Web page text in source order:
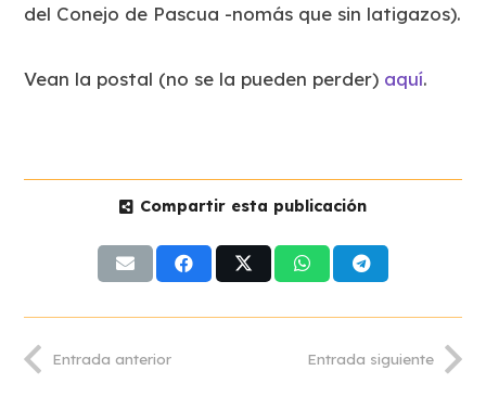
del Conejo de Pascua -nomás que sin latigazos).
Vean la postal (no se la pueden perder) aquí.
Compartir esta publicación
Entrada anterior Entrada siguiente